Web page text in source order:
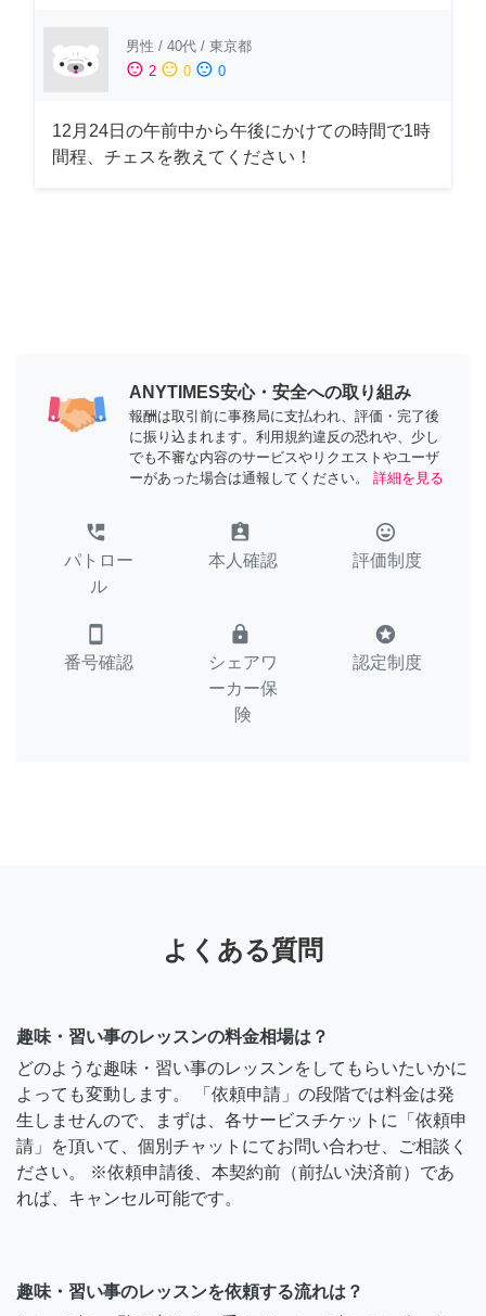
男性 / 40代 / 東京都
sentiment_satisfied 2 sentiment_neutral 0 sentiment_dissatisfied 0
12月24日の午前中から午後にかけての時間で1時
間程、チェスを教えてください！
ANYTIMES安心・安全への取り組み
報酬は取引前に事務局に支払われ、評価・完了後
に振り込まれます。利用規約違反の恐れや、少し
でも不審な内容のサービスやリクエストやユーザ
ーがあった場合は通報してください。
詳細を見る
perm_phone_msg
パトロー
ル
assignment_ind
本人確認
tag_faces
評価制度
smartphone
番号確認
lock
シェアワ
ーカー保
険
stars
認定制度
よくある質問
趣味・習い事のレッスンの料金相場は？
どのような趣味・習い事のレッスンをしてもらいたいかに
よっても変動します。 「依頼申請」の段階では料金は発
生しませんので、まずは、各サービスチケットに「依頼申
請」を頂いて、個別チャットにてお問い合わせ、ご相談く
ださい。 ※依頼申請後、本契約前（前払い決済前）であ
れば、キャンセル可能です。
趣味・習い事のレッスンを依頼する流れは？